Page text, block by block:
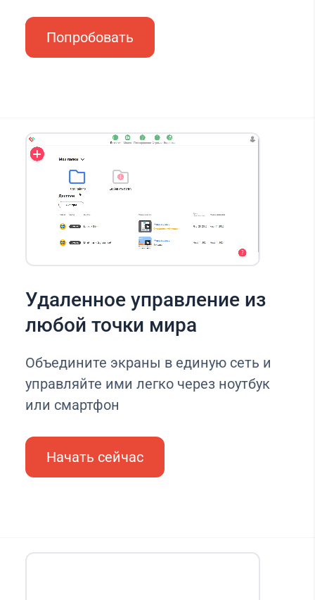
Попробовать
Удаленное управление из
любой точки мира
Объедините экраны в единую сеть и
управляйте ими легко через ноутбук
или смартфон
Начать сейчас